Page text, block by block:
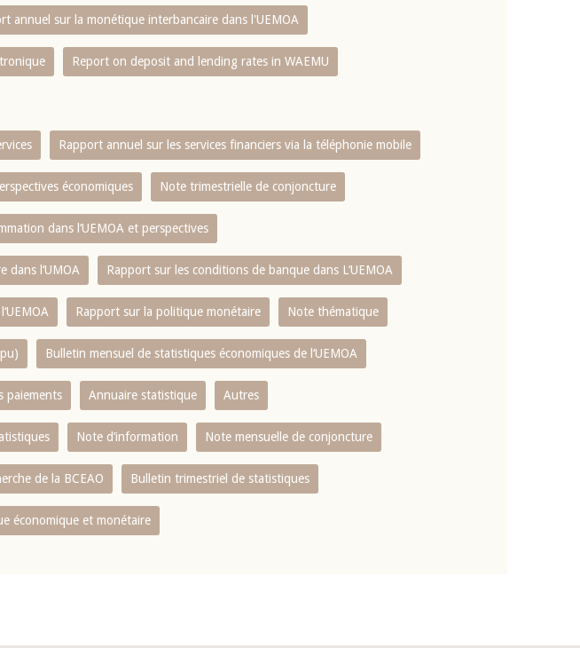
annuel sur la monétique interbancaire dans l'UEMOA
Report on deposit and lending rates in WAEMU
Rapport annuel sur les services financiers via la téléphonie mobile
économiques Note trimestrielle de conjoncture
dans l‘UEMOA et perspectives
dans l‘UMOA Rapport sur les conditions de banque dans L‘UEMOA
Rapport sur la politique monétaire Note thématique
Bulletin mensuel de statistiques économiques de l‘UEMOA
paiements Annuaire statistique Autres
Note d’information Note mensuelle de conjoncture
de la BCEAO Bulletin trimestriel de statistiques
économique et monétaire